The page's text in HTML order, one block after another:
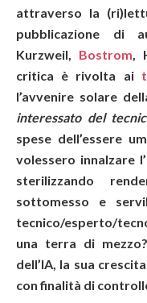
attraverso la
pubblicazione di
Kurzweil, Bostrom ,
critica è rivolta ai
l’avvenire solare
interessato del
spese dell’essere
volessero innalzare
sterilizzando
sottomesso e
tecnico/esperto/
una terra di
dell’IA, la sua
con finalità di